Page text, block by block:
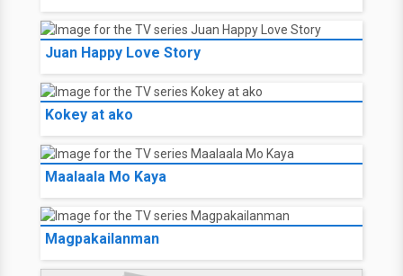
Juan Happy Love Story
Kokey at ako
Maalaala Mo Kaya
Magpakailanman